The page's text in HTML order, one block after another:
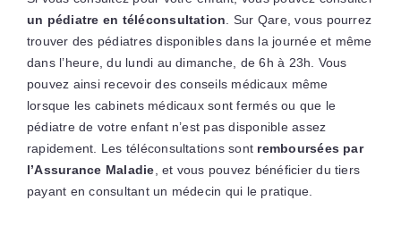
un pédiatre en téléconsultation. Sur Qare, vous pourrez
trouver des pédiatres disponibles dans la journée et même
dans l’heure, du lundi au dimanche, de 6h à 23h. Vous
pouvez ainsi recevoir des conseils médicaux même
lorsque les cabinets médicaux sont fermés ou que le
pédiatre de votre enfant n’est pas disponible assez
rapidement. Les téléconsultations sont remboursées par
l’Assurance Maladie, et vous pouvez bénéficier du tiers
payant en consultant un médecin qui le pratique.